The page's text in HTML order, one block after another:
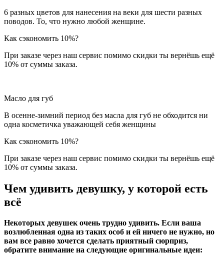
6 разных цветов для нанесения на веки для шести разных
поводов. То, что нужно любой женщине.
Как сэкономить 10%?
При заказе через наш сервис помимо скидки ты вернёшь ещё
10% от суммы заказа.
Масло для губ
В осенне-зимний период без масла для губ не обходится ни
одна косметичка уважающей себя женщины
Как сэкономить 10%?
При заказе через наш сервис помимо скидки ты вернёшь ещё
10% от суммы заказа.
Чем удивить девушку, у которой есть
всё
Некоторых девушек очень трудно удивить. Если ваша
возлюбленная одна из таких особ и ей ничего не нужно, но
вам все равно хочется сделать приятный сюрприз,
обратите внимание на следующие оригинальные идеи: